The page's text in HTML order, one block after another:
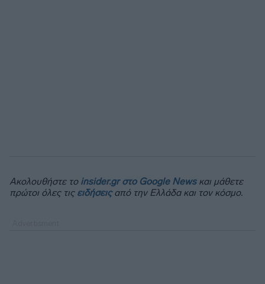
Ακολουθήστε το insider.gr στο Google Newsκαι μάθετε
πρώτοι όλες τις ειδήσειςαπό την Ελλάδα και τον κόσμο.